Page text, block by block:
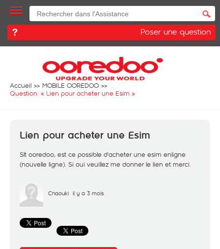
Poser une question
Accueil
MOBILE OOREDOO
Question: « Lien pour acheter une Esim »
Lien pour acheter une Esim
Slt ooredoo, est ce possible d'acheter une esim enligne
(nouvelle ligne). Si oui veuillez me donner le lien et merci.
Chaouki il y a 3 mois